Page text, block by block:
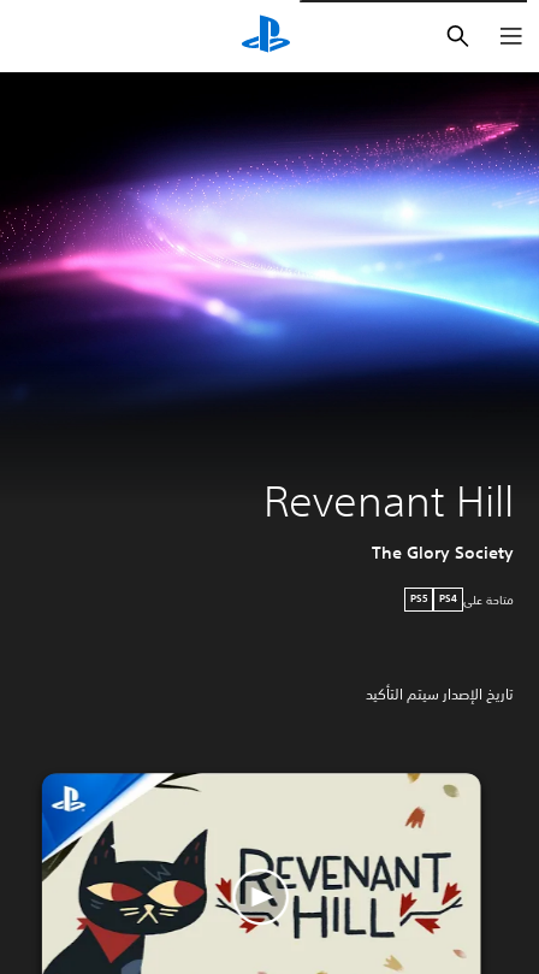
Revenant Hill
The Glory Society
متاحة على PS4
PS5
تاريخ الإصدار سيتم التأكيد